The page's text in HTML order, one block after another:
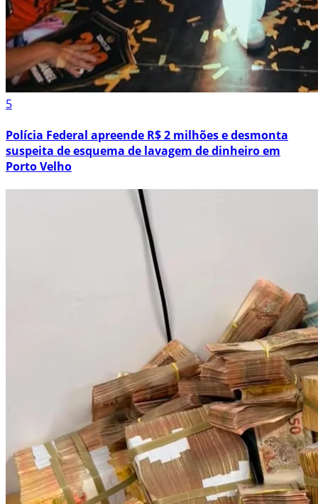
5
Polícia Federal apreende R$ 2 milhões e desmonta
suspeita de esquema de lavagem de dinheiro em
Porto Velho